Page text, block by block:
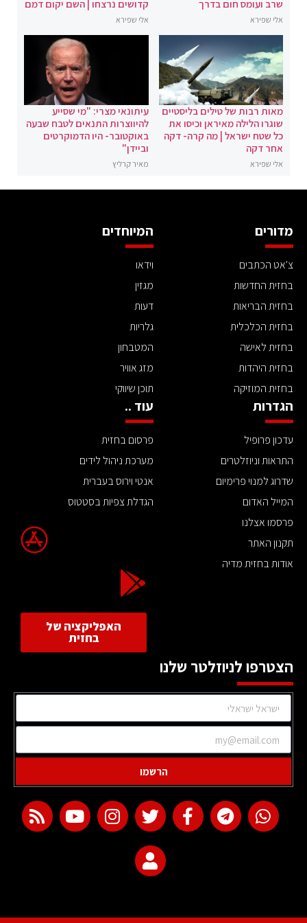
שרב ועומס חום בדרך
אלי שפירא
קדושים נרצחו | השם יקום דמם
אלי שפירא
מאות רבות של טילים בליסטיים
שוגרו הלילה מאיראן וכיסו את
כל שטח ישראל | מה קרה- דקה
אחר דקה
אלי שפירא
עיתונאי מצרי: "מי שסייע
להיווצרות התנאים לטבח שבעה
באוקטובר- היו הדמוקרטים
וביידן"
מאיר קרליץ
מדורים
צ'אט הכתבים
בחזית החדשות
בחזית הבריאות
בחזית הכלכלית
בחזית לאישה
בחזית היהדות
בחזית המוזיקה
המיוחדים
וידאו
מגזין
דעות
גלריות
המטבחון
מזג אוויר
תוכן שיווקי
הגדרות
עדכון פרופיל
התראות וניוזלטרים
שדרוג למנוי פרימיום
המייל האדום
פרסמו אצלנו
תקנון האתר
אודות בחזית מדיה
עוד ..
פרסום בחזית
מערכת ניהול לידים
אנטי וירוס בעברית
הגדלת צפיות בסטטוס
האפליקציה של
בחזית
הצטרפו לניוזלטר שלנו
הרשמו